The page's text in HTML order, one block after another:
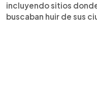
incluyendo sitios
buscaban huir de sus